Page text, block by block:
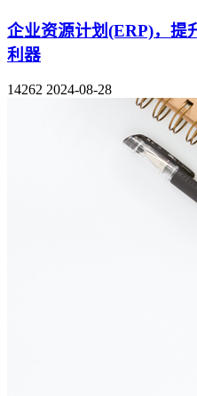
企业资源计划(ERP)，提
利器
14262 2024-08-28